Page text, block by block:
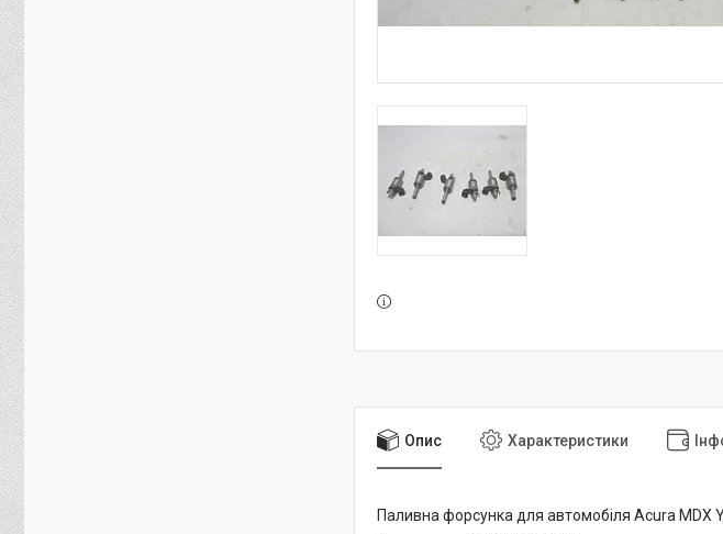
Опис Характеристики
Паливна форсунка для автомобіля Acura MDX